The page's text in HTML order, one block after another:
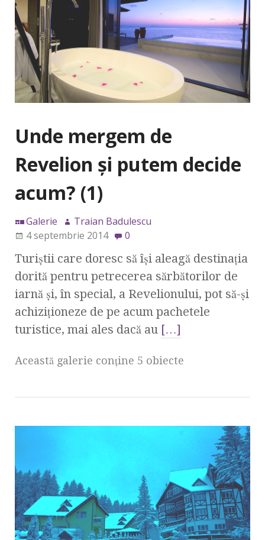
Unde mergem de
Revelion şi putem decide
acum? (1)
Galerie
Traian Badulescu
4 septembrie 2014
0
Turiştii care doresc să îşi aleagă destinaţia
dorită pentru petrecerea sărbătorilor de
iarnă şi, în special, a Revelionului, pot să-şi
achiziţioneze de pe acum pachetele
turistice, mai ales dacă au […]
Această galerie conţine 5 obiecte